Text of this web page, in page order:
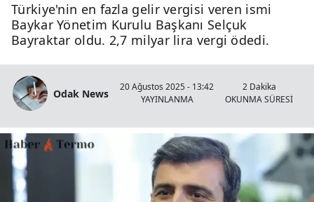
Türkiye'nin en fazla gelir vergisi veren ismi
Baykar Yönetim Kurulu Başkanı Selçuk
Bayraktar oldu. 2,7 milyar lira vergi ödedi.
Odak News
20 Ağustos 2025 - 13:42
YAYINLANMA
2 Dakika
OKUNMA SÜRESİ